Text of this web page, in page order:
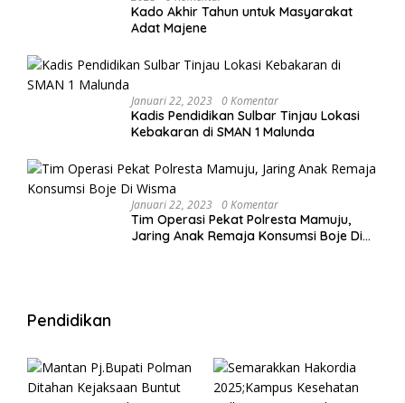
Kado Akhir Tahun untuk Masyarakat
Adat Majene
Januari 22, 2023 0 Komentar
Kadis Pendidikan Sulbar Tinjau Lokasi
Kebakaran di SMAN 1 Malunda
Januari 22, 2023 0 Komentar
Tim Operasi Pekat Polresta Mamuju,
Jaring Anak Remaja Konsumsi Boje Di
Pendidikan